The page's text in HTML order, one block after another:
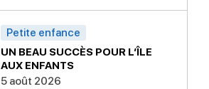
Petite enfance
UN BEAU SUCCÈS POUR L’ÎLE
AUX ENFANTS
5 août 2026